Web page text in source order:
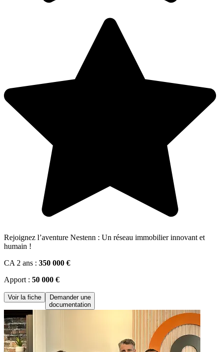
Rejoignez l’aventure Nestenn : Un réseau immobilier innovant et
humain !
CA 2 ans : 350 000 €
Apport : 50 000 €
Voir la fiche
Demander une
documentation